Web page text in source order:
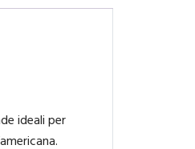
ideali per